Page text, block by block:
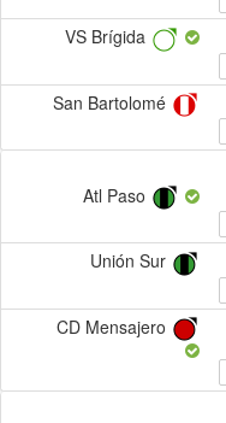
VS Brígida
San Bartolomé
Atl Paso
Unión Sur
CD Mensajero